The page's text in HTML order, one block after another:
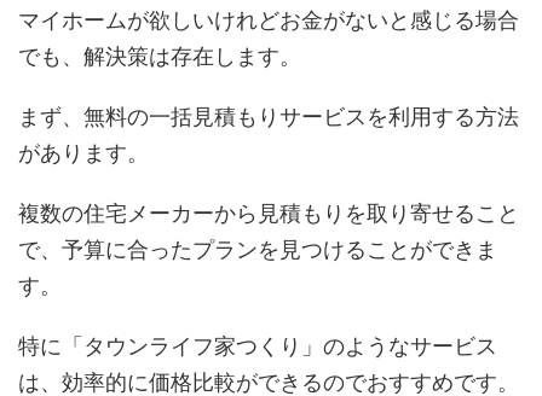
マイホームが欲しいけれどお金がないと感じる場合
でも、解決策は存在します。
まず、無料の一括見積もりサービスを利用する方法
があります。
複数の住宅メーカーから見積もりを取り寄せること
で、予算に合ったプランを見つけることができま
す。
特に「タウンライフ家つくり」のようなサービス
は、効率的に価格比較ができるのでおすすめです。